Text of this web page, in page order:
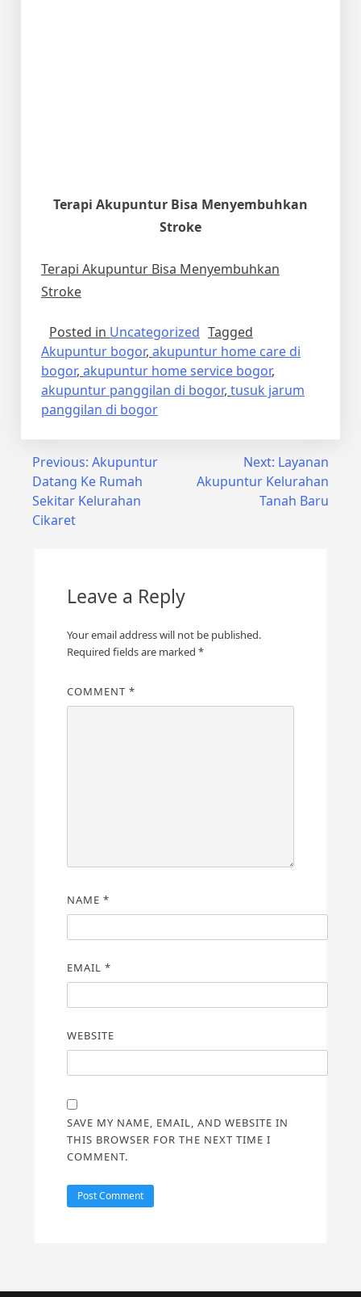
Terapi Akupuntur Bisa Menyembuhkan
Stroke
Terapi Akupuntur Bisa Menyembuhkan
Stroke
Posted in Uncategorized Tagged
Akupuntur bogor, akupuntur home care di
bogor, akupuntur home service bogor,
akupuntur panggilan di bogor, tusuk jarum
panggilan di bogor
Post
navigation
Previous: Akupuntur
Datang Ke Rumah
Sekitar Kelurahan
Cikaret
Next: Layanan
Akupuntur Kelurahan
Tanah Baru
Leave a Reply
Your email address will not be published.
Required fields are marked *
COMMENT *
NAME *
EMAIL *
WEBSITE
SAVE MY NAME, EMAIL, AND WEBSITE IN
THIS BROWSER FOR THE NEXT TIME I
COMMENT.